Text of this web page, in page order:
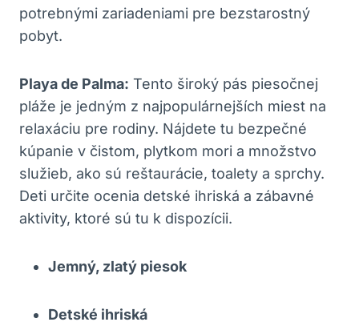
potrebnými zariadeniami pre bezstarostný
pobyt.
Playa de Palma: Tento široký pás piesočnej
pláže je jedným z najpopulárnejších miest na
relaxáciu pre rodiny. Nájdete tu bezpečné
kúpanie v čistom, plytkom mori a množstvo
služieb, ako sú reštaurácie, toalety a sprchy.
Deti určite ocenia detské ihriská a zábavné
aktivity, ktoré sú tu k dispozícii.
Jemný, zlatý piesok
Detské ihriská